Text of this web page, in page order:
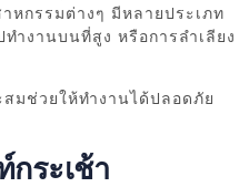
หกรรมต่างๆ มีหลายประเภท
ำงานบนที่สูง หรือการลำเลียง
สมช่วยให้ทำงานได้ปลอดภัย
ระเช้า